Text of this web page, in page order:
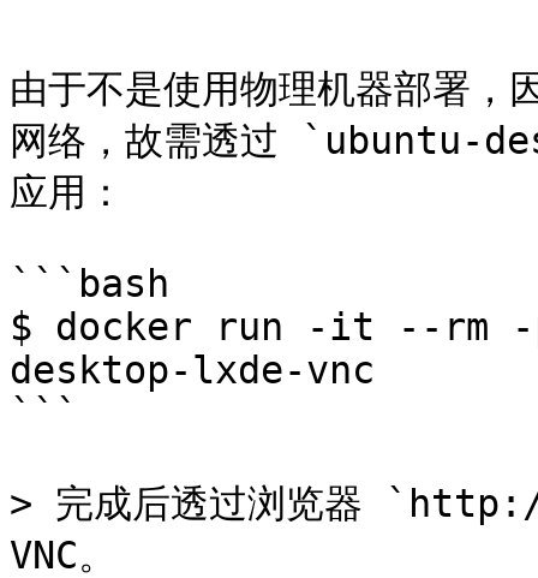
由于不是使用物理机器部署
网络，故需透过 `ubuntu-
应用：
```bash
$ docker run -it --rm -p
desktop-lxde-vnc
```
> 完成后透过浏览器
VNC。